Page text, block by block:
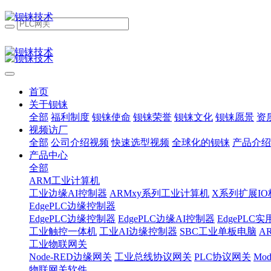
首页
关于钡铼
全部 福利制度 钡铼使命 钡铼荣誉 钡铼文化 钡铼愿景 资
视频访厂
全部 公司介绍视频 快速选型视频 全球化的钡铼 产品介
产品中心
全部
ARM工业计算机
工业边缘AI控制器 ARMxy系列工业计算机 X系列扩展IO
EdgePLC边缘控制器
EdgePLC边缘控制器 EdgePLC边缘AI控制器 EdgePLC实
工业触控一体机 工业AI边缘控制器 SBC工业单板电脑
工业物联网关
Node-RED边缘网关 工业总线协议网关 PLC协议网关